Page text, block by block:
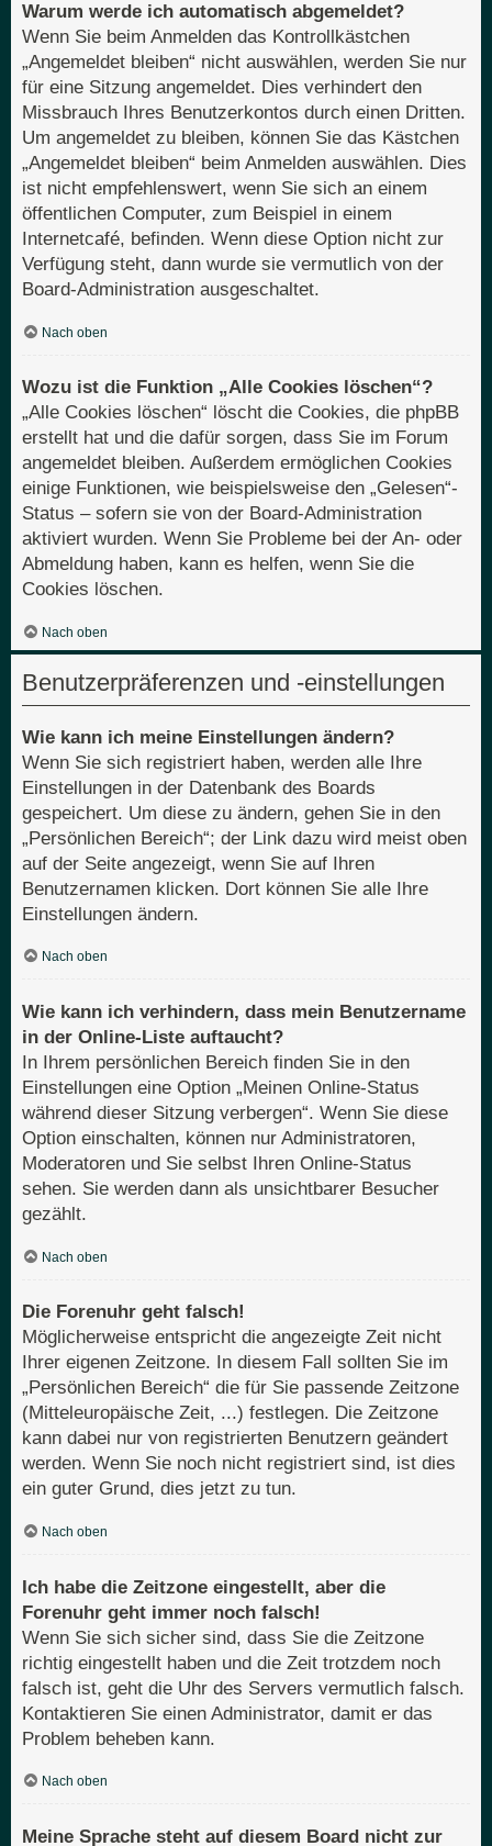
Warum werde ich automatisch abgemeldet?
Wenn Sie beim Anmelden das Kontrollkästchen
„Angemeldet bleiben“ nicht auswählen, werden Sie nur
für eine Sitzung angemeldet. Dies verhindert den
Missbrauch Ihres Benutzerkontos durch einen Dritten.
Um angemeldet zu bleiben, können Sie das Kästchen
„Angemeldet bleiben“ beim Anmelden auswählen. Dies
ist nicht empfehlenswert, wenn Sie sich an einem
öffentlichen Computer, zum Beispiel in einem
Internetcafé, befinden. Wenn diese Option nicht zur
Verfügung steht, dann wurde sie vermutlich von der
Board-Administration ausgeschaltet.
Nach oben
Wozu ist die Funktion „Alle Cookies löschen“?
„Alle Cookies löschen“ löscht die Cookies, die phpBB
erstellt hat und die dafür sorgen, dass Sie im Forum
angemeldet bleiben. Außerdem ermöglichen Cookies
einige Funktionen, wie beispielsweise den „Gelesen“-
Status – sofern sie von der Board-Administration
aktiviert wurden. Wenn Sie Probleme bei der An- oder
Abmeldung haben, kann es helfen, wenn Sie die
Cookies löschen.
Nach oben
Benutzerpräferenzen und -einstellungen
Wie kann ich meine Einstellungen ändern?
Wenn Sie sich registriert haben, werden alle Ihre
Einstellungen in der Datenbank des Boards
gespeichert. Um diese zu ändern, gehen Sie in den
„Persönlichen Bereich“; der Link dazu wird meist oben
auf der Seite angezeigt, wenn Sie auf Ihren
Benutzernamen klicken. Dort können Sie alle Ihre
Einstellungen ändern.
Nach oben
Wie kann ich verhindern, dass mein Benutzername
in der Online-Liste auftaucht?
In Ihrem persönlichen Bereich finden Sie in den
Einstellungen eine Option „Meinen Online-Status
während dieser Sitzung verbergen“. Wenn Sie diese
Option einschalten, können nur Administratoren,
Moderatoren und Sie selbst Ihren Online-Status
sehen. Sie werden dann als unsichtbarer Besucher
gezählt.
Nach oben
Die Forenuhr geht falsch!
Möglicherweise entspricht die angezeigte Zeit nicht
Ihrer eigenen Zeitzone. In diesem Fall sollten Sie im
„Persönlichen Bereich“ die für Sie passende Zeitzone
(Mitteleuropäische Zeit, ...) festlegen. Die Zeitzone
kann dabei nur von registrierten Benutzern geändert
werden. Wenn Sie noch nicht registriert sind, ist dies
ein guter Grund, dies jetzt zu tun.
Nach oben
Ich habe die Zeitzone eingestellt, aber die
Forenuhr geht immer noch falsch!
Wenn Sie sich sicher sind, dass Sie die Zeitzone
richtig eingestellt haben und die Zeit trotzdem noch
falsch ist, geht die Uhr des Servers vermutlich falsch.
Kontaktieren Sie einen Administrator, damit er das
Problem beheben kann.
Nach oben
Meine Sprache steht auf diesem Board nicht zur